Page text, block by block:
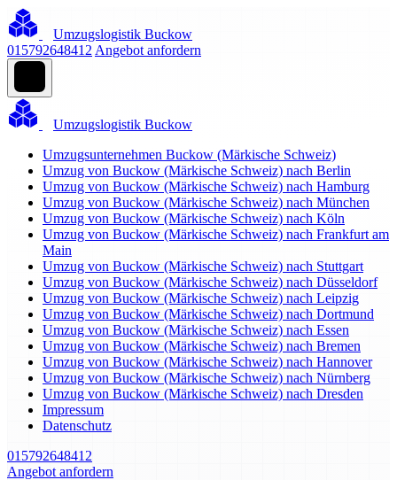
Umzugslogistik Buckow
015792648412 Angebot anfordern
Umzugslogistik Buckow
Umzugsunternehmen Buckow (Märkische Schweiz)
Umzug von Buckow (Märkische Schweiz) nach Berlin
Umzug von Buckow (Märkische Schweiz) nach Hamburg
Umzug von Buckow (Märkische Schweiz) nach München
Umzug von Buckow (Märkische Schweiz) nach Köln
Umzug von Buckow (Märkische Schweiz) nach Frankfurt am
Main
Umzug von Buckow (Märkische Schweiz) nach Stuttgart
Umzug von Buckow (Märkische Schweiz) nach Düsseldorf
Umzug von Buckow (Märkische Schweiz) nach Leipzig
Umzug von Buckow (Märkische Schweiz) nach Dortmund
Umzug von Buckow (Märkische Schweiz) nach Essen
Umzug von Buckow (Märkische Schweiz) nach Bremen
Umzug von Buckow (Märkische Schweiz) nach Hannover
Umzug von Buckow (Märkische Schweiz) nach Nürnberg
Umzug von Buckow (Märkische Schweiz) nach Dresden
Impressum
Datenschutz
015792648412
Angebot anfordern